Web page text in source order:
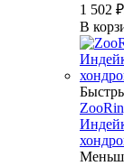
1 502 ₽
В